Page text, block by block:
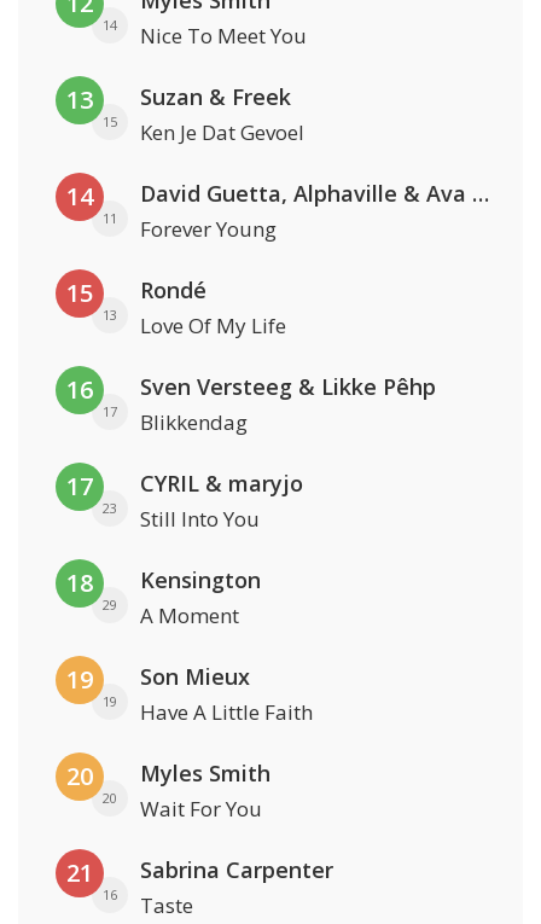
14 Nice To Meet You
13
15
Suzan & Freek
Ken Je Dat Gevoel
14
11
David Guetta, Alphaville & Ava Max
Forever Young
15
13
Rondé
Love Of My Life
16
17
Sven Versteeg & Likke Pêhp
Blikkendag
17
23
CYRIL & maryjo
Still Into You
18
29
Kensington
A Moment
19
19
Son Mieux
Have A Little Faith
20
20
Myles Smith
Wait For You
21
16
Sabrina Carpenter
Taste